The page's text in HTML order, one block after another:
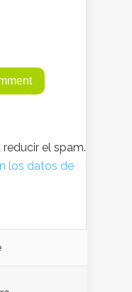
el spam.
los datos de